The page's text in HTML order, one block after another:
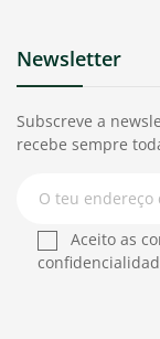
Newsletter
Subscreve a
recebe sempre
Aceito as